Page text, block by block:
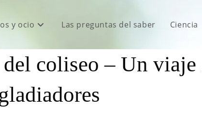
y ocio Las preguntas del saber Ciencia
coliseo – Un viaje